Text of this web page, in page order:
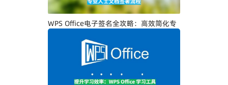
WPS Office电子签名全攻略：高效简化专